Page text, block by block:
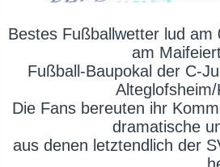
Bestes Fußballwetter lud
am
Fußball-Baupokal der C-
Die Fans bereuten ihr
dramatische
aus denen letztendlich der